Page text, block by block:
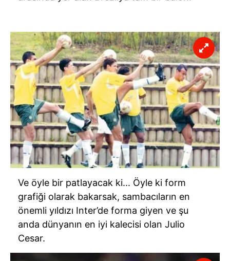
Ve öyle bir patlayacak ki... Öyle ki form
grafiği olarak bakarsak, sambacıların en
önemli yıldızı Inter’de forma giyen ve şu
anda dünyanın en iyi kalecisi olan Julio
Cesar.